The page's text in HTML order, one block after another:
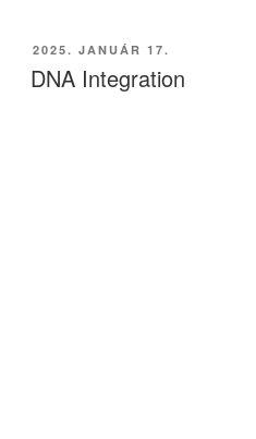
BEKÜLDVE:
2025. JANUÁR 17.
DNA Integration